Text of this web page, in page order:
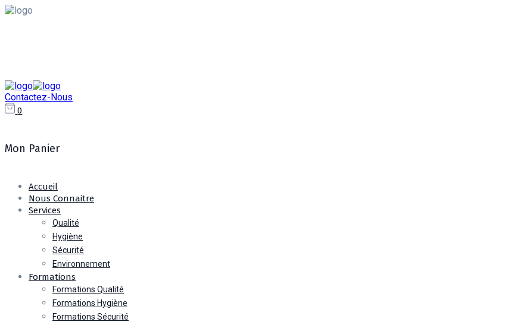
Contactez-Nous
0
Mon Panier
Accueil
Nous Connaitre
Services
Qualité
Hygiène
Sécurité
Environnement
Formations
Formations Qualité
Formations Hygiène
Formations Sécurité